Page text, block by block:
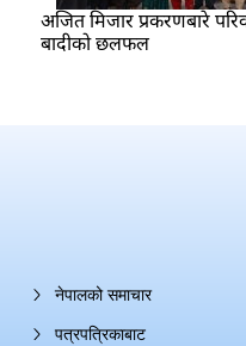
अजित मिजार प्रकरणबारे
बादीको छलफल
नेपालको समाचार
पत्रपत्रिकाबाट